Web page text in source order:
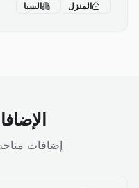
المنزل السبا
إضافات